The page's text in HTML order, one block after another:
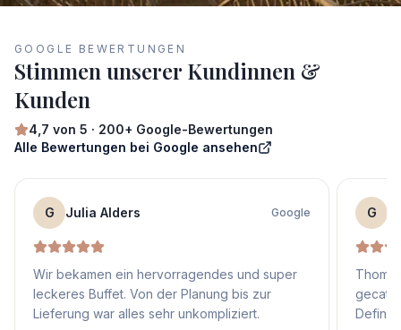
GOOGLE BEWERTUNGEN
Stimmen unserer Kundinnen &
Kunden
4,7 von 5 · 200+ Google-Bewertungen
Alle Bewertungen bei Google ansehen
G Julia Alders Google
Wir bekamen ein hervorragendes und super
leckeres Buffet. Von der Planung bis zur
Lieferung war alles sehr unkompliziert.
G